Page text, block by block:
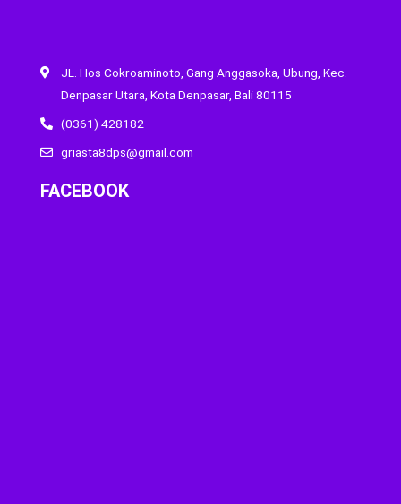
JL. Hos Cokroaminoto, Gang Anggasoka, Ubung, Kec.
Denpasar Utara, Kota Denpasar, Bali 80115
(0361) 428182
griasta8dps@gmail.com
FACEBOOK